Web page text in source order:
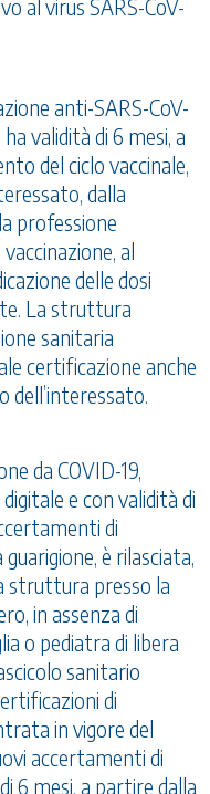
al virus SARS-CoV-
anti-SARS-CoV-
validità di 6 mesi, a
del ciclo vaccinale,
dalla
professione
al
delle dosi
La struttura
sanitaria
certificazione anche
dell’interessato.
da COVID-19,
e con validità di
di
è rilasciata,
struttura presso la
in assenza di
o pediatra di libera
sanitario
di
in vigore del
accertamenti di
6 mesi, a partire dalla